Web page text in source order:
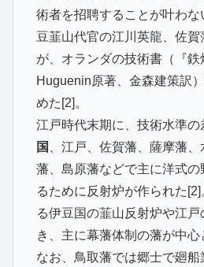
術者を招聘することが叶わ
豆韮山代官の江川英龍、佐
が、オランダの技術書（『
Huguenin原著、金森建策訳
めた[2]。
江戸時代末期に、技術水準の
国
、江戸、佐賀藩、薩摩藩
藩、島原藩などで主に洋式
るために反射炉が作られた
る伊豆国の韮山反射炉や江
き、主に幕藩体制の藩が中心
なお、鳥取藩では郷士で廻船